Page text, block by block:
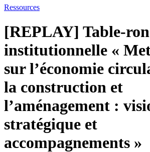
Ressources
[REPLAY] Table-
institutionnelle «
sur l’économie
la construction et
l’aménagement :
stratégique et
accompagnements »